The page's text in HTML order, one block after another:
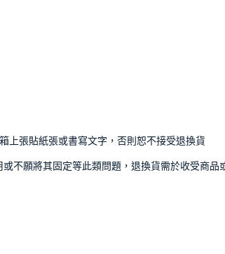
上張貼紙張或書寫文字，否則恕不接受退換貨
不願將其固定等此類問題，退換貨需於收受商